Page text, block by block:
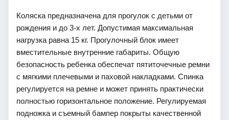
Коляска предназначена для прогулок с детьми от
рождения и до 3-х лет. Допустимая максимальная
нагрузка равна 15 кг. Прогулочный блок имеет
вместительные внутренние габариты. Общую
безопасность ребенка обеспечат пятиточечные ремни
с мягкими плечевыми и паховой накладками. Спинка
регулируется на ремне и может принять практически
полностью горизонтальное положение. Регулируемая
подножка и съемный бампер покрыты качественной